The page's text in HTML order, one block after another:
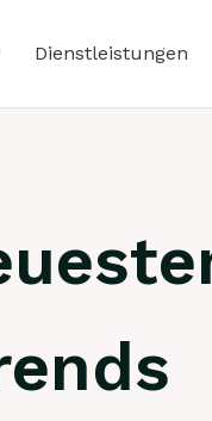
Dienstleistungen